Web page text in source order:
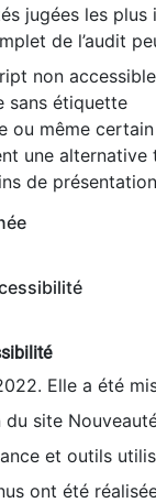
jugées les
de l’audit
non
sans étiquette
ou même
une alternative
de
Elle a été
site
et outils
ont été